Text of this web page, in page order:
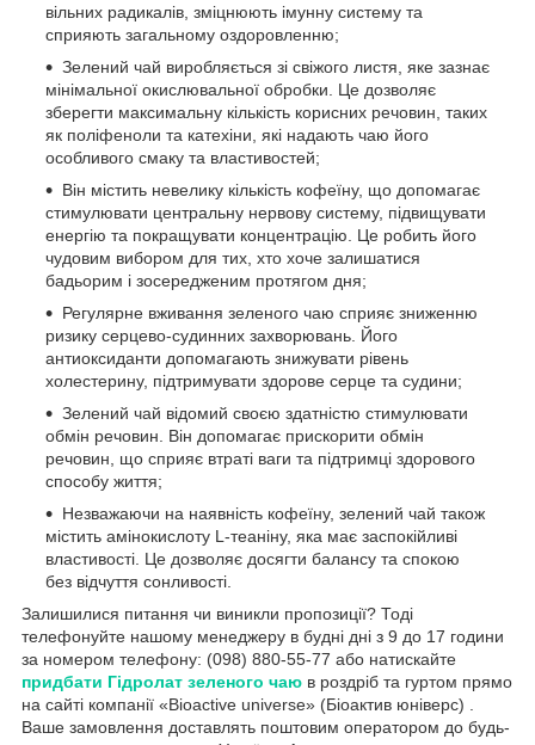
вільних радикалів, зміцнюють імунну систему та
сприяють загальному оздоровленню;
Зелений чай виробляється зі свіжого листя, яке зазнає
мінімальної окислювальної обробки. Це дозволяє
зберегти максимальну кількість корисних речовин, таких
як поліфеноли та катехіни, які надають чаю його
особливого смаку та властивостей;
Він містить невелику кількість кофеїну, що допомагає
стимулювати центральну нервову систему, підвищувати
енергію та покращувати концентрацію. Це робить його
чудовим вибором для тих, хто хоче залишатися
бадьорим і зосередженим протягом дня;
Регулярне вживання зеленого чаю сприяє зниженню
ризику серцево-судинних захворювань. Його
антиоксиданти допомагають знижувати рівень
холестерину, підтримувати здорове серце та судини;
Зелений чай відомий своєю здатністю стимулювати
обмін речовин. Він допомагає прискорити обмін
речовин, що сприяє втраті ваги та підтримці здорового
способу життя;
Незважаючи на наявність кофеїну, зелений чай також
містить амінокислоту L-теаніну, яка має заспокійливі
властивості. Це дозволяє досягти балансу та спокою
без відчуття сонливості.
Залишилися питання чи виникли пропозиції? Тоді
телефонуйте нашому менеджеру в будні дні з 9 до 17 години
за номером телефону: (098) 880-55-77 або натискайте
придбати Гідролат зеленого чаю в роздріб та гуртом прямо
на сайті компанії «Bioactive universe» (Біоактив юніверс) .
Ваше замовлення доставлять поштовим оператором до будь-